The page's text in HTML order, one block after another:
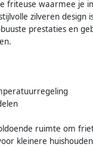
friteuse waarmee je
zilveren
prestaties en
ruimte om
kleinere